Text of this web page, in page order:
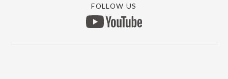
マイナンバー
銀行データ取り込み
ICSATOMIIクラウド
上手くんαWEBサイト
FOLLOW US